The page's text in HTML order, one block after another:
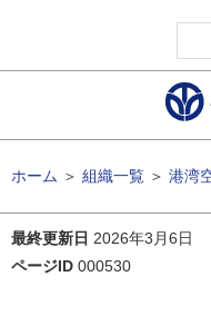
ホーム ＞ 組織一覧 ＞ 港湾
最終更新日 2026年3月6日
ページID 000530